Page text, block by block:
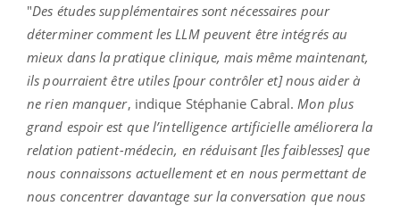
"Des études supplémentaires sont nécessaires pour
déterminer comment les LLM peuvent être intégrés au
mieux dans la pratique clinique, mais même maintenant,
ils pourraient être utiles [pour contrôler et] nous aider à
ne rien manquer, indique Stéphanie Cabral. Mon plus
grand espoir est que l’intelligence artificielle améliorera la
relation patient-médecin, en réduisant [les faiblesses] que
nous connaissons actuellement et en nous permettant de
nous concentrer davantage sur la conversation que nous